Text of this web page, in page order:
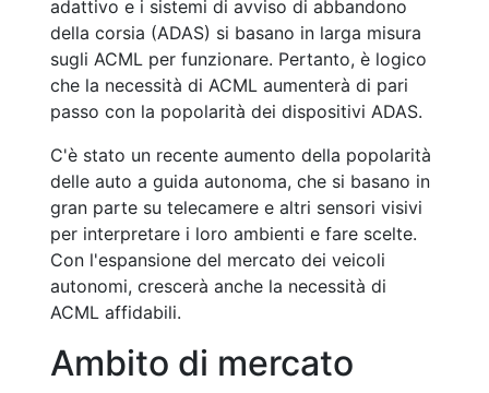
adattivo e i sistemi di avviso di abbandono
della corsia (ADAS) si basano in larga misura
sugli ACML per funzionare. Pertanto, è logico
che la necessità di ACML aumenterà di pari
passo con la popolarità dei dispositivi ADAS.
C'è stato un recente aumento della popolarità
delle auto a guida autonoma, che si basano in
gran parte su telecamere e altri sensori visivi
per interpretare i loro ambienti e fare scelte.
Con l'espansione del mercato dei veicoli
autonomi, crescerà anche la necessità di
ACML affidabili.
Ambito di mercato